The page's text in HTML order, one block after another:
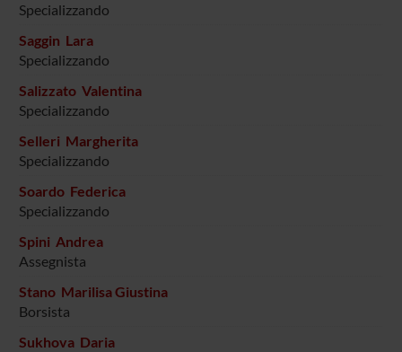
Specializzando
Saggin Lara
Specializzando
Salizzato Valentina
Specializzando
Selleri Margherita
Specializzando
Soardo Federica
Specializzando
Spini Andrea
Assegnista
Stano Marilisa Giustina
Borsista
Sukhova Daria